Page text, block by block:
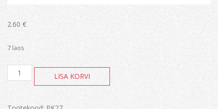
2.60 €
7 laos
Decorer-
Butterflies
LISA KORVI